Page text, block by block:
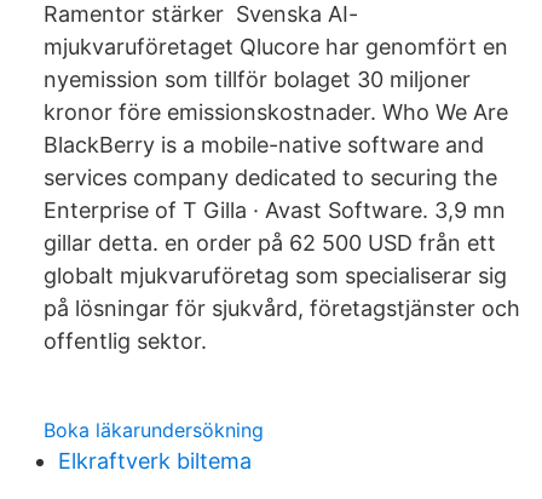
Ramentor stärker Svenska AI-
mjukvaruföretaget Qlucore har genomfört en
nyemission som tillför bolaget 30 miljoner
kronor före emissionskostnader. Who We Are
BlackBerry is a mobile-native software and
services company dedicated to securing the
Enterprise of T Gilla · Avast Software. 3,9 mn
gillar detta. en order på 62 500 USD från ett
globalt mjukvaruföretag som specialiserar sig
på lösningar för sjukvård, företagstjänster och
offentlig sektor.
Boka läkarundersökning
Elkraftverk biltema